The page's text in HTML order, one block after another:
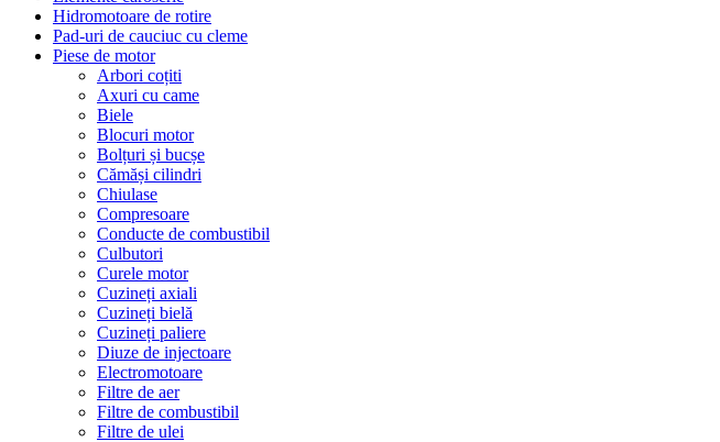
Hidromotoare de rotire
Pad-uri de cauciuc cu cleme
Piese de motor
Arbori coțiti
Axuri cu came
Biele
Blocuri motor
Bolțuri și bucșe
Cămăși cilindri
Chiulase
Compresoare
Conducte de combustibil
Culbutori
Curele motor
Cuzineți axiali
Cuzineți bielă
Cuzineți paliere
Diuze de injectoare
Electromotoare
Filtre de aer
Filtre de combustibil
Filtre de ulei